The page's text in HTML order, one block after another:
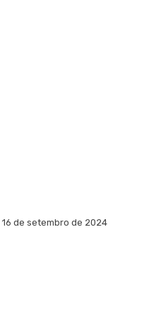
16 de setembro de 2024